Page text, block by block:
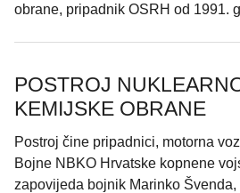
obrane, pripadnik OSRH od 1991.
POSTROJ
KEMIJSKE OBRANE
Postroj čine pripadnici, motorna
Bojne NBKO Hrvatske kopnene
zapovijeda bojnik Marinko